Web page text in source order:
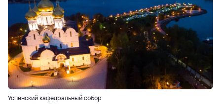
Успенский кафедральный собор